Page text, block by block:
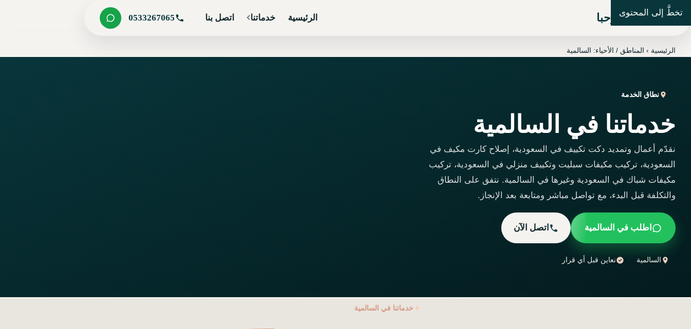
تخطَّ إلى المحتوى
شركة مرحبا الرئيسية خدماتنا اتصل بنا 0533267065
الرئيسية › المناطق / الأحياء: السالمية
نطاق الخدمة
خدماتنا في السالمية
نقدّم أعمال وتمديد دكت تكييف في السعودية، إصلاح كارت مكيف في
السعودية، تركيب مكيفات سبليت وتكييف منزلي في السعودية، تركيب
مكيفات شباك في السعودية وغيرها في السالمية. نتفق على النطاق
والتكلفة قبل البدء، مع تواصل مباشر ومتابعة بعد الإنجاز.
اطلب في السالمية اتصل الآن
السالمية نعاين قبل أي قرار
خدماتنا في السالمية